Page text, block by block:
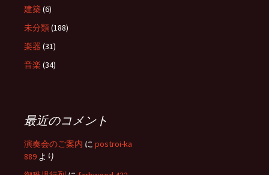
建築(6)
未分類(188)
楽器 (31)
音楽 (34)
最近のコメント
演奏会のご案内 に postroi-ka
889 より